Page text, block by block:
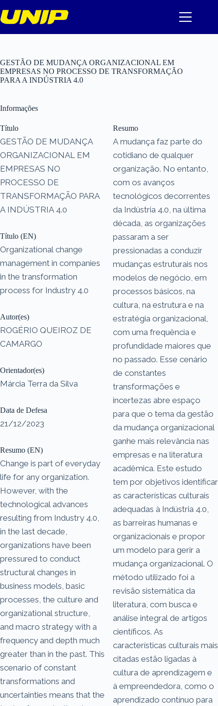
para
o
GESTÃO DE MUDANÇA ORGANIZACIONAL EM
EMPRESAS NO PROCESSO DE TRANSFORMAÇÃO
PARA A INDÚSTRIA 4.0
Informações
Título
GESTÃO DE MUDANÇA
ORGANIZACIONAL EM
EMPRESAS NO
PROCESSO DE
TRANSFORMAÇÃO PARA
A INDÚSTRIA 4.0
Título (EN)
Organizational change
management in companies
in the transformation
process for Industry 4.0
Autor(es)
ROGÉRIO QUEIROZ DE
CAMARGO
Orientador(es)
Márcia Terra da Silva
Data de Defesa
21/12/2023
Resumo (EN)
Change is part of everyday
life for any organization.
However, with the
technological advances
resulting from Industry 4.0,
in the last decade,
organizations have been
pressured to conduct
structural changes in
business models, basic
processes, the culture and
organizational structure,
and macro strategy with a
frequency and depth much
greater than in the past. This
scenario of constant
transformations and
uncertainties means that the
Resumo
A mudança faz parte do
cotidiano de qualquer
organização. No entanto,
com os avanços
tecnológicos decorrentes
da Indústria 4.0, na última
década, as organizações
passaram a ser
pressionadas a conduzir
mudanças estruturais nos
modelos de negócio, em
processos básicos, na
cultura, na estrutura e na
estratégia organizacional,
com uma frequência e
profundidade maiores que
no passado. Esse cenário
de constantes
transformações e
incertezas abre espaço
para que o tema da gestão
da mudança organizacional
ganhe mais relevância nas
empresas e na literatura
acadêmica. Este estudo
tem por objetivos identificar
as características culturais
adequadas à Indústria 4.0,
as barreiras humanas e
organizacionais e propor
um modelo para gerir a
mudança organizacional. O
método utilizado foi a
revisão sistemática da
literatura, com busca e
análise integral de artigos
científicos. As
características culturais mais
citadas estão ligadas à
cultura de aprendizagem e
à empreendedora, como o
aprendizado contínuo para